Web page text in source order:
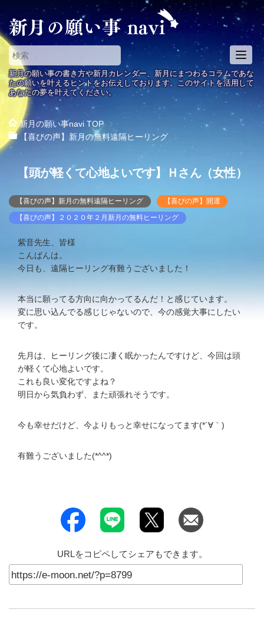
T
o
g
g
e
新月の願い事の書き方や新月カレンダー、新月にまつわるコラムであな
たの願いを叶えるヒントをお伝えしております。このサイトを活用して
あなたの夢を叶えてください。
新月の願い事navi TOP
【喜びの声】新月の無料遠隔ヒーリング
【頭が軽くて心地よいです】Ｈさん（女性）
【喜びの声】新月の無料遠隔ヒーリング 【喜びの声】開運
【喜びの声】２０２０年２月新月の無料ヒーリング
紫音先生、皆様
こんばんは。
今日も、遠隔ヒーリング有難うございました！
本当に願ってる方向に向かってるんだ！と感じています。
変に思い込んでる感じじゃないので、今の感覚大事にしたい
です。
先月は、ヒーリング後に凄く眠かったんですけど、今回は頭
が軽くて心地よいです。
これも良い変化ですよね？
明日から気負わず、また頑張れそうです。
今も幸せだけど、今よりもっと幸せになってます(*´∀｀)
有難うございました(*^^*)
URLをコピペしてシェアもできます。